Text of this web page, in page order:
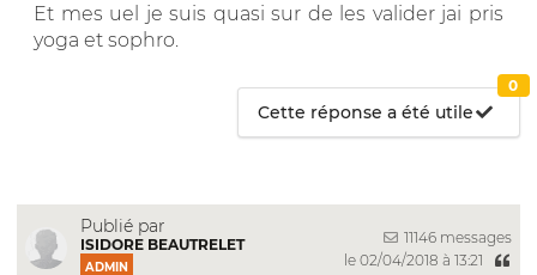
Et mes uel je suis quasi sur de les valider jai pris
yoga et sophro.
Cette réponse a été utile
0
Publié par
ISIDORE BEAUTRELET
ADMIN
11146 messages
le 02/04/2018 à 13:21